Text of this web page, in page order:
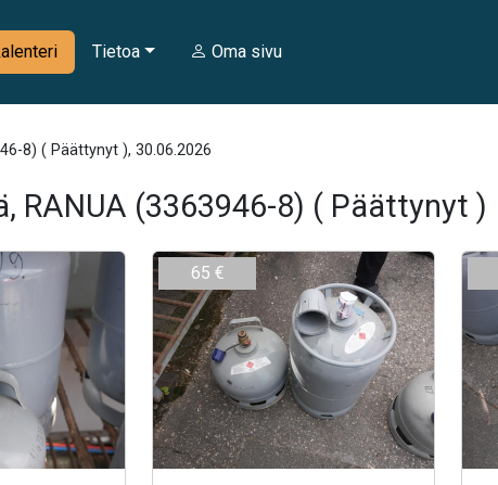
Tietoa Oma sivu
8) ( Päättynyt ), 30.06.2026
RANUA (3363946-8) ( Päättynyt )
65 €